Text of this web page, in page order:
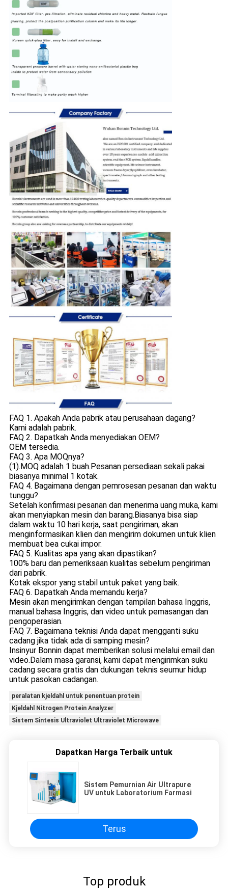
FAQ 1. Apakah Anda pabrik atau perusahaan dagang?
Kami adalah pabrik.
FAQ 2. Dapatkah Anda menyediakan OEM?
OEM tersedia.
FAQ 3. Apa MOQnya?
(1).MOQ adalah 1 buah.Pesanan persediaan sekali pakai
biasanya minimal 1 kotak.
FAQ 4. Bagaimana dengan pemrosesan pesanan dan waktu
tunggu?
Setelah konfirmasi pesanan dan menerima uang muka, kami
akan menyiapkan mesin dan barang.Biasanya bisa siap
dalam waktu 10 hari kerja, saat pengiriman, akan
menginformasikan klien dan mengirim dokumen untuk klien
membuat bea cukai impor.
FAQ 5. Kualitas apa yang akan dipastikan?
100% baru dan pemeriksaan kualitas sebelum pengiriman
dari pabrik.
Kotak ekspor yang stabil untuk paket yang baik.
FAQ 6. Dapatkah Anda memandu kerja?
Mesin akan mengirimkan dengan tampilan bahasa Inggris,
manual bahasa Inggris, dan video untuk pemasangan dan
pengoperasian.
FAQ 7. Bagaimana teknisi Anda dapat mengganti suku
cadang jika tidak ada di samping mesin?
Insinyur Bonnin dapat memberikan solusi melalui email dan
video.Dalam masa garansi, kami dapat mengirimkan suku
cadang secara gratis dan dukungan teknis seumur hidup
untuk pasokan cadangan.
peralatan kjeldahl untuk penentuan protein
Kjeldahl Nitrogen Protein Analyzer
Sistem Sintesis Ultraviolet Ultraviolet Microwave
Dapatkan Harga Terbaik untuk
Sistem Pemurnian Air Ultrapure
UV untuk Laboratorium Farmasi
Terus
Top produk